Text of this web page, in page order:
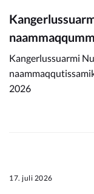
Kangerlussuarmi
2026
17. juli 2026